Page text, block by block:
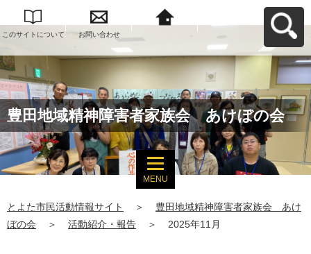
このサイトについて お問い合わせ
豊田地域精神障害者家族会 あけぼの会
MENU
とよた市民活動情報サイト ＞
豊田地域精神障害者家族会 あけ
ぼの会
＞ 活動紹介・報告 ＞ 2025年11月